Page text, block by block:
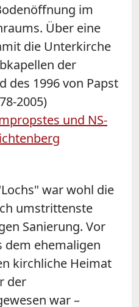
im
Über eine
die Unterkirche
der
des 1996 von Papst
2005)
und NS-
war wohl die
umstrittenste
Sanierung. Vor
dem ehemaligen
kirchliche Heimat
der
war –